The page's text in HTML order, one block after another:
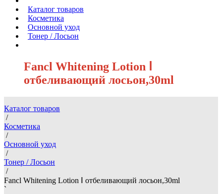
Каталог товаров
Косметика
Основной уход
Тонер / Лосьон
Fancl Whitening Lotion Ⅰ
отбеливающий лосьон,30ml
Каталог товаров
/
Косметика
/
Основной уход
/
Тонер / Лосьон
/
Fancl Whitening Lotion Ⅰ отбеливающий лосьон,30ml
`